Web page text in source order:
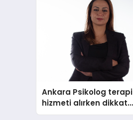
Ankara Psikolog terapi
hizmeti alırken dikkat
edilecek hususlar